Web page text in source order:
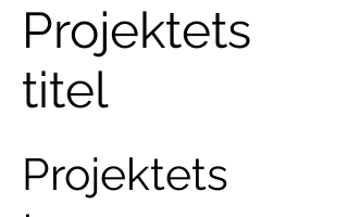
Projektets
titel
Projektets